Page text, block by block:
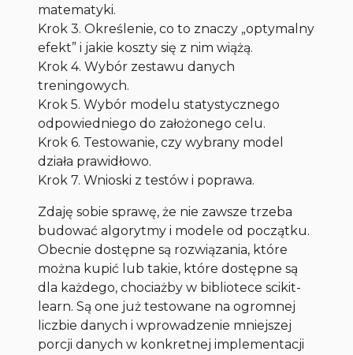
matematyki.
Krok 3. Określenie, co to znaczy „optymalny
efekt” i jakie koszty się z nim wiążą.
Krok 4. Wybór zestawu danych
treningowych.
Krok 5. Wybór modelu statystycznego
odpowiedniego do założonego celu.
Krok 6. Testowanie, czy wybrany model
działa prawidłowo.
Krok 7. Wnioski z testów i poprawa.
Zdaję sobie sprawę, że nie zawsze trzeba
budować algorytmy i modele od początku.
Obecnie dostępne są rozwiązania, które
można kupić lub takie, które dostępne są
dla każdego, chociażby w bibliotece scikit-
learn. Są one już testowane na ogromnej
liczbie danych i wprowadzenie mniejszej
porcji danych w konkretnej implementacji